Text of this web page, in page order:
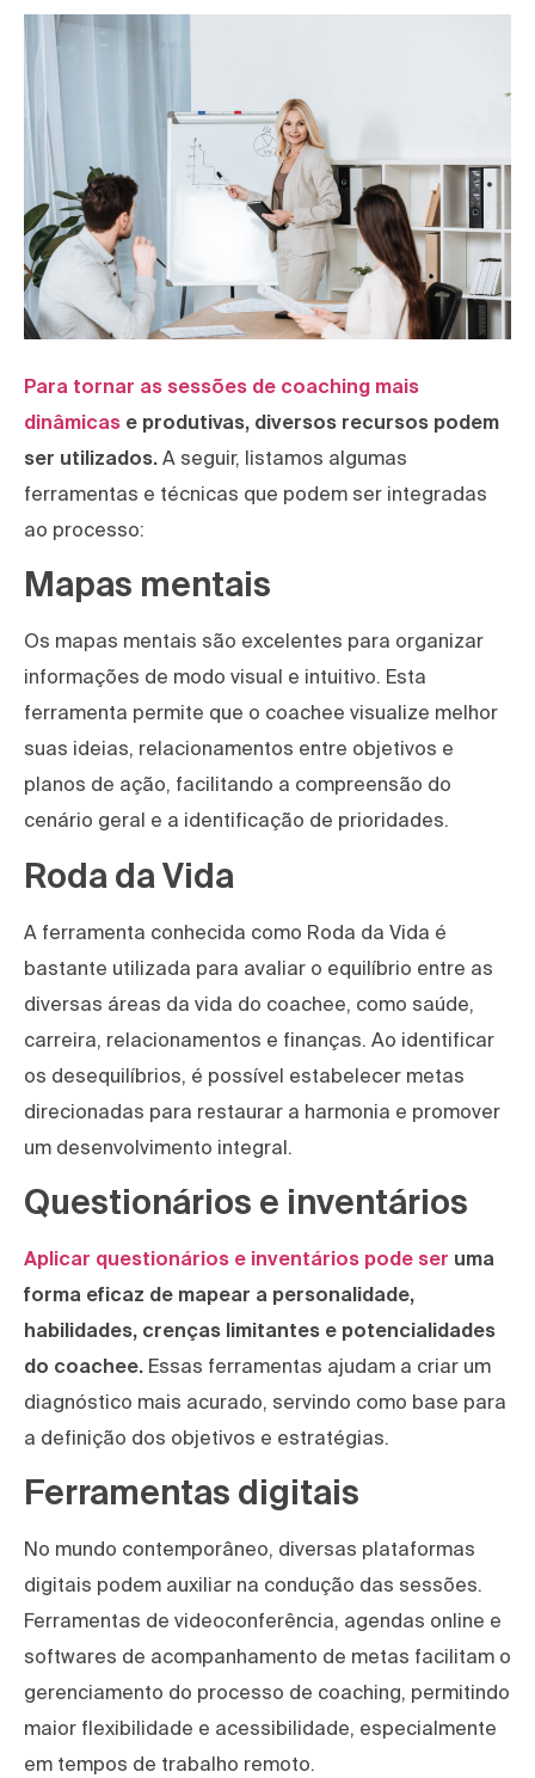
Para tornar as sessões de coaching mais
dinâmicas e produtivas, diversos recursos podem
ser utilizados. A seguir, listamos algumas
ferramentas e técnicas que podem ser integradas
ao processo:
Mapas mentais
Os mapas mentais são excelentes para organizar
informações de modo visual e intuitivo. Esta
ferramenta permite que o coachee visualize melhor
suas ideias, relacionamentos entre objetivos e
planos de ação, facilitando a compreensão do
cenário geral e a identificação de prioridades.
Roda da Vida
A ferramenta conhecida como Roda da Vida é
bastante utilizada para avaliar o equilíbrio entre as
diversas áreas da vida do coachee, como saúde,
carreira, relacionamentos e finanças. Ao identificar
os desequilíbrios, é possível estabelecer metas
direcionadas para restaurar a harmonia e promover
um desenvolvimento integral.
Questionários e inventários
Aplicar questionários e inventários pode ser uma
forma eficaz de mapear a personalidade,
habilidades, crenças limitantes e potencialidades
do coachee. Essas ferramentas ajudam a criar um
diagnóstico mais acurado, servindo como base para
a definição dos objetivos e estratégias.
Ferramentas digitais
No mundo contemporâneo, diversas plataformas
digitais podem auxiliar na condução das sessões.
Ferramentas de videoconferência, agendas online e
softwares de acompanhamento de metas facilitam o
gerenciamento do processo de coaching, permitindo
maior flexibilidade e acessibilidade, especialmente
em tempos de trabalho remoto.